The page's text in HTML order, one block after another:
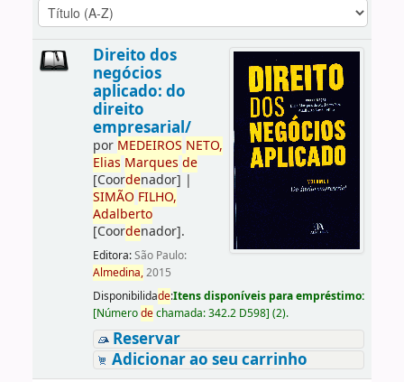
Direito dos
negócios
aplicado: do
direito
empresarial/
por MEDEIROS NETO,
Elias Marques de
[Coordenador] |
SIMÃO FILHO,
Adalberto
[Coordenador].
Editora:São Paulo:
Almedina,2015
Disponibilidade:Itens disponíveis para empréstimo:
[Númerodechamada:342.2 D598] (2).
Reservar
Adicionar ao seu carrinho